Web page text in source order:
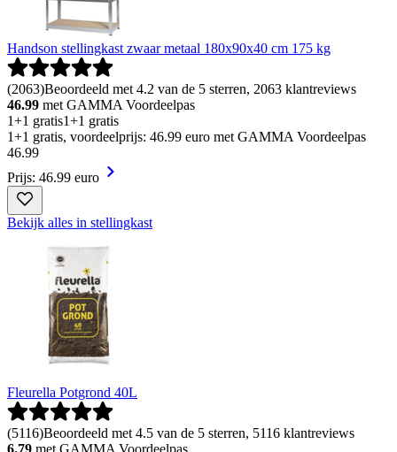
Handson stellingkast zwaar metaal 180x90x40 cm 175 kg
(2063)Beoordeeld met 4.2 van de 5 sterren, 2063 klantreviews
46.99 met GAMMA Voordeelpas
1+1 gratis1+1 gratis
1+1 gratis, voordeelprijs: 46.99 euro met GAMMA Voordeelpas
46.99
Prijs: 46.99 euro
Bekijk alles in stellingkast
Fleurella Potgrond 40L
(5116)Beoordeeld met 4.5 van de 5 sterren, 5116 klantreviews
6.79 met GAMMA Voordeelpas